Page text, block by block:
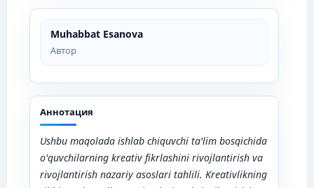
Muhabbat Esanova
Автор
Аннотация
Ushbu maqolada ishlab chiquvchi ta'lim bosqichida
o'quvchilarning kreativ fikrlashini rivojlantirish va
rivojlantirish nazariy asoslari tahlili. Kreativlikning